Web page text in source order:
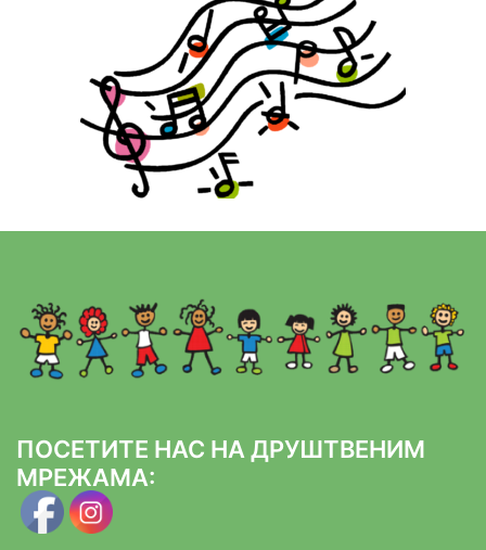
ПОСЕТИТЕ НАС НА ДРУШТВЕНИМ
МРЕЖАМА: